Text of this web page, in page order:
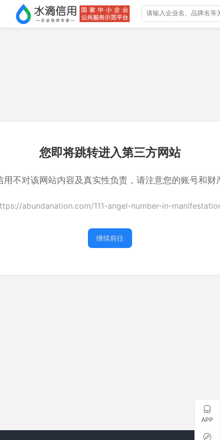
您即将跳转进入第三方网站
用不对该网站内容及真实性负责，请注意您的账号和财
abundanation.com/111-angel-number-in-
继续前往
APP